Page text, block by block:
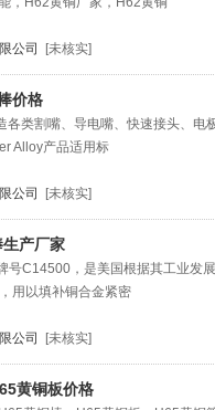
公司
[未核实]
价格
各类割嘴、导电嘴、快速接头、电
Alloy产品适用标
公司
[未核实]
生产厂家
号C14500，是美国根据其工业发
用以填补铜合金紧密
公司
[未核实]
黄铜板价格